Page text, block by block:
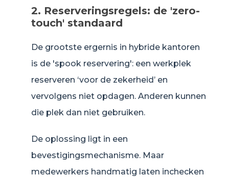
2. Reserveringsregels: de 'zero-
touch' standaard
De grootste ergernis in hybride kantoren
is de 'spook reservering': een werkplek
reserveren ‘voor de zekerheid’ en
vervolgens niet opdagen. Anderen kunnen
die plek dan niet gebruiken.
De oplossing ligt in een
bevestigingsmechanisme. Maar
medewerkers handmatig laten inchecken